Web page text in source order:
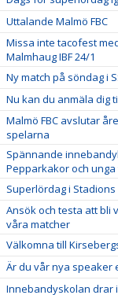
Uttalande Malmö FBC
Missa inte tacofest
Malmhaug IBF 24/1
Ny match på söndag i
Nu kan du anmäla dig
Malmö FBC avslutar
spelarna
Spännande
Pepparkakor och
Superlördag i
Ansök och testa att bli
våra matcher
Välkomna till
Är du vår nya speaker
Innebandyskolan drar